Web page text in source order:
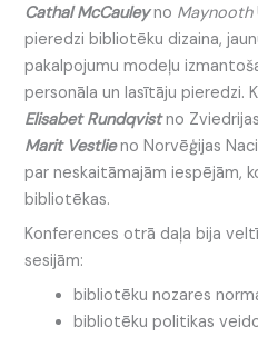
Cathal McCauleyno Maynooth
pieredzi bibliotēku dizaina,
pakalpojumu modeļu
personāla un lasītāju pieredzi.
Elisabet Rundqvistno
Marit Vestlieno Norvēģijas
par neskaitāmajām iespējām,
bibliotēkas.
Konferences otrā daļa bija
sesijām:
bibliotēku nozares
bibliotēku politikas